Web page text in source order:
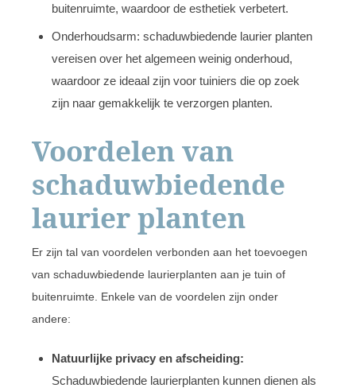
buitenruimte, waardoor de esthetiek verbetert.
Onderhoudsarm: schaduwbiedende laurier planten
vereisen over het algemeen weinig onderhoud,
waardoor ze ideaal zijn voor tuiniers die op zoek
zijn naar gemakkelijk te verzorgen planten.
Voordelen van
schaduwbiedende
laurier planten
Er zijn tal van voordelen verbonden aan het toevoegen
van schaduwbiedende laurierplanten aan je tuin of
buitenruimte. Enkele van de voordelen zijn onder
andere:
Natuurlijke privacy en afscheiding:
Schaduwbiedende laurierplanten kunnen dienen als